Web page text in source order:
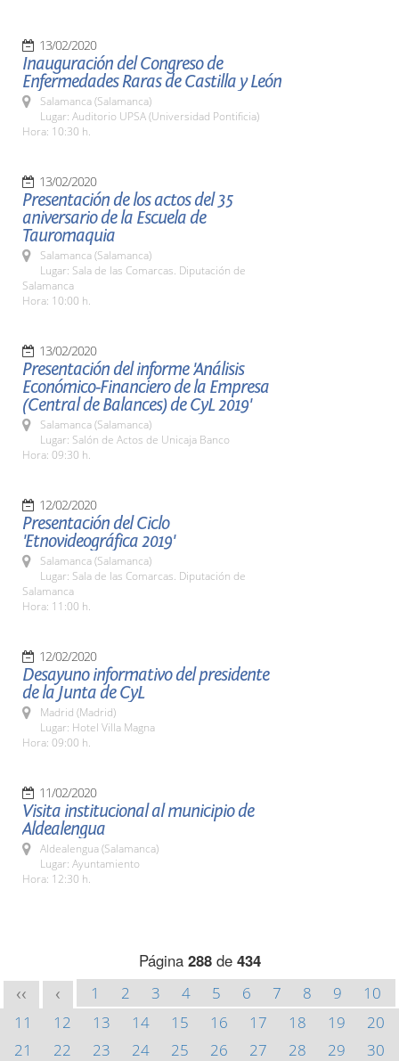
13/02/2020
Inauguración del Congreso de
Enfermedades Raras de Castilla y León
Salamanca (Salamanca)
Lugar: Auditorio UPSA (Universidad Pontificia)
Hora: 10:30 h.
13/02/2020
Presentación de los actos del 35
aniversario de la Escuela de
Tauromaquia
Salamanca (Salamanca)
Lugar: Sala de las Comarcas. Diputación de
Salamanca
Hora: 10:00 h.
13/02/2020
Presentación del informe 'Análisis
Económico-Financiero de la Empresa
(Central de Balances) de CyL 2019'
Salamanca (Salamanca)
Lugar: Salón de Actos de Unicaja Banco
Hora: 09:30 h.
12/02/2020
Presentación del Ciclo
'Etnovideográfica 2019'
Salamanca (Salamanca)
Lugar: Sala de las Comarcas. Diputación de
Salamanca
Hora: 11:00 h.
12/02/2020
Desayuno informativo del presidente
de la Junta de CyL
Madrid (Madrid)
Lugar: Hotel Villa Magna
Hora: 09:00 h.
11/02/2020
Visita institucional al municipio de
Aldealengua
Aldealengua (Salamanca)
Lugar: Ayuntamiento
Hora: 12:30 h.
Página 288de 434
<< < 1 2 3 4 5 6 7 8 9
10
11
12 13 14 15 16 17 18 19
20
21
22 23 24 25 26 27 28 29
30